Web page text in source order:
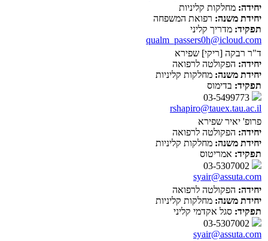
יחידה: מחלקות קליניות
יחידת משנה: רפואת המשפחה
תפקיד: מדריך קליני
qualm_passers0h@icloud.com
ד"ר רבקה [ריקי] שפירא
יחידה: הפקולטה לרפואה
יחידת משנה: מחלקות קליניות
תפקיד: בדימוס
rshapiro@tauex.tau.ac.il
פרופ' יאיר שפירא
יחידה: הפקולטה לרפואה
יחידת משנה: מחלקות קליניות
תפקיד: אמריטוס
syair@assuta.com
יחידה: הפקולטה לרפואה
יחידת משנה: מחלקות קליניות
תפקיד: סגל אקדמי קליני
syair@assuta.com